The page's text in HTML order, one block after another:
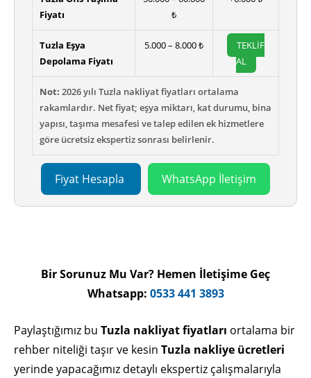
Fiyatı
₺
Tuzla Eşya
Depolama Fiyatı
5.000 – 8.000 ₺
TEKLİF
AL
Not: 2026 yılı Tuzla nakliyat fiyatları ortalama
rakamlardır. Net fiyat; eşya miktarı, kat durumu, bina
yapısı, taşıma mesafesi ve talep edilen ek hizmetlere
göre ücretsiz ekspertiz sonrası belirlenir.
Fiyat Hesapla WhatsApp İletişim
Bir Sorunuz Mu Var? Hemen İletişime Geç
Whatsapp: 0533 441 3893
Paylaştığımız bu Tuzla nakliyat fiyatları ortalama bir
rehber niteliği taşır ve kesin Tuzla nakliye ücretleri
yerinde yapacağımız detaylı ekspertiz çalışmalarıyla